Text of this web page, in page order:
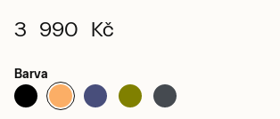
3 990 Kč
Barva